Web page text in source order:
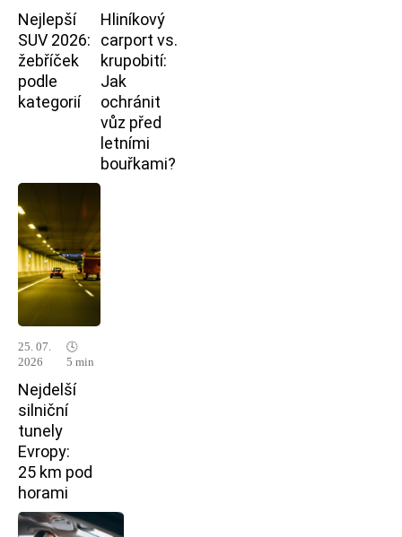
Nejlepší
SUV 2026:
žebříček
podle
kategorií
Hliníkový
carport vs.
krupobití:
Jak
ochránit
vůz před
letními
bouřkami?
25. 07.
2026
🕓
5 min
Nejdelší
silniční
tunely
Evropy:
25 km pod
horami